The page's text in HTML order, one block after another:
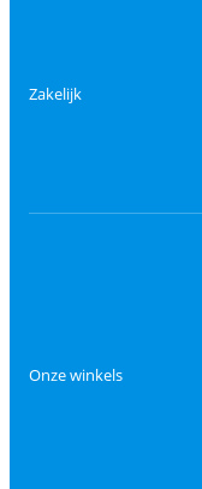
Zakelijk
Onze winkels